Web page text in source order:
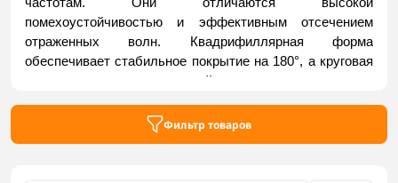
помехоустойчивостью и эффективным отсечением
отраженных волн. Квадрифиллярная форма
обеспечивает стабильное покрытие на 180°, а круговая
поляризация — надежный линк при маневрах.
на БПЛА, в мобильных наземных станциях,
Фильтр товаров